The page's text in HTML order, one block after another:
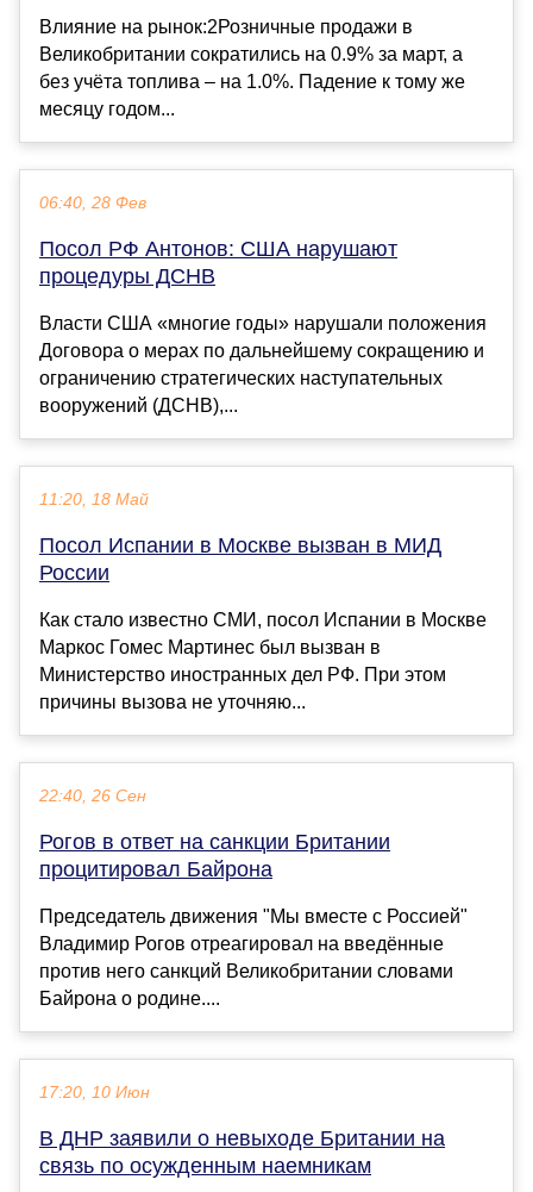
Влияние на рынок:2Розничные продажи в
Великобритании сократились на 0.9% за март, а
без учёта топлива – на 1.0%. Падение к тому же
месяцу годом...
06:40, 28 Фев
Посол РФ Антонов: США нарушают
процедуры ДСНВ
Власти США «многие годы» нарушали положения
Договора о мерах по дальнейшему сокращению и
ограничению стратегических наступательных
вооружений (ДСНВ),...
11:20, 18 Май
Посол Испании в Москве вызван в МИД
России
Как стало известно СМИ, посол Испании в Москве
Маркос Гомес Мартинес был вызван в
Министерство иностранных дел РФ. При этом
причины вызова не уточняю...
22:40, 26 Сен
Рогов в ответ на санкции Британии
процитировал Байрона
Председатель движения "Мы вместе с Россией"
Владимир Рогов отреагировал на введённые
против него санкций Великобритании словами
Байрона о родине....
17:20, 10 Июн
В ДНР заявили о невыходе Британии на
связь по осужденным наемникам